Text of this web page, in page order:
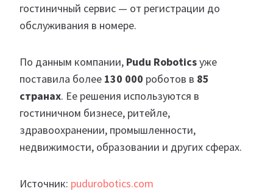
гостиничный сервис — от регистрации до
обслуживания в номере.
По данным компании, Pudu Roboticsуже
поставила более 130 000 роботов в 85
странах. Ее решения используются в
гостиничном бизнесе, ритейле,
здравоохранении, промышленности,
недвижимости, образовании и других сферах.
Источник: pudurobotics.com